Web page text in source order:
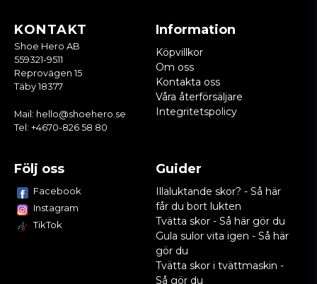
KONTAKT
Shoe Hero AB
559321-9511
Reprovägen 15
Täby 18377
Mail: hello@shoehero.se
Tel: +4670-826 58 80
Information
Köpvillkor
Om oss
Kontakta oss
Våra återförsäljare
Integritetspolicy
Följ oss
Facebook
Instagram
TikTok
Guider
Illaluktande skor? - Så här
får du bort lukten
Tvätta skor - Så här gör du
Gula sulor vita igen - Så här
gör du
Tvätta skor i tvättmaskin -
Så gör du